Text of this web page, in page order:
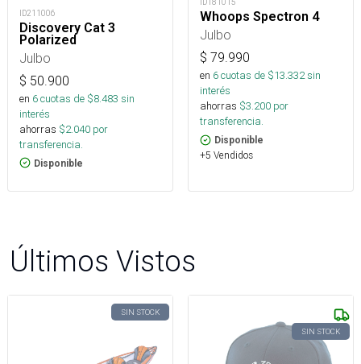
ID211006
Discovery Cat 3
Polarized
Julbo
$ 50.900
en 6cuotas de $8.483 sin
interés
ahorras $2.040 por
transferencia.
Disponible
ID181015
Whoops Spectron 4
Julbo
$ 79.990
en 6cuotas de $13.332sin
interés
ahorras $3.200 por
transferencia.
Disponible
+5 Vendidos
Últimos Vistos
SIN STOCK
SIN STOCK